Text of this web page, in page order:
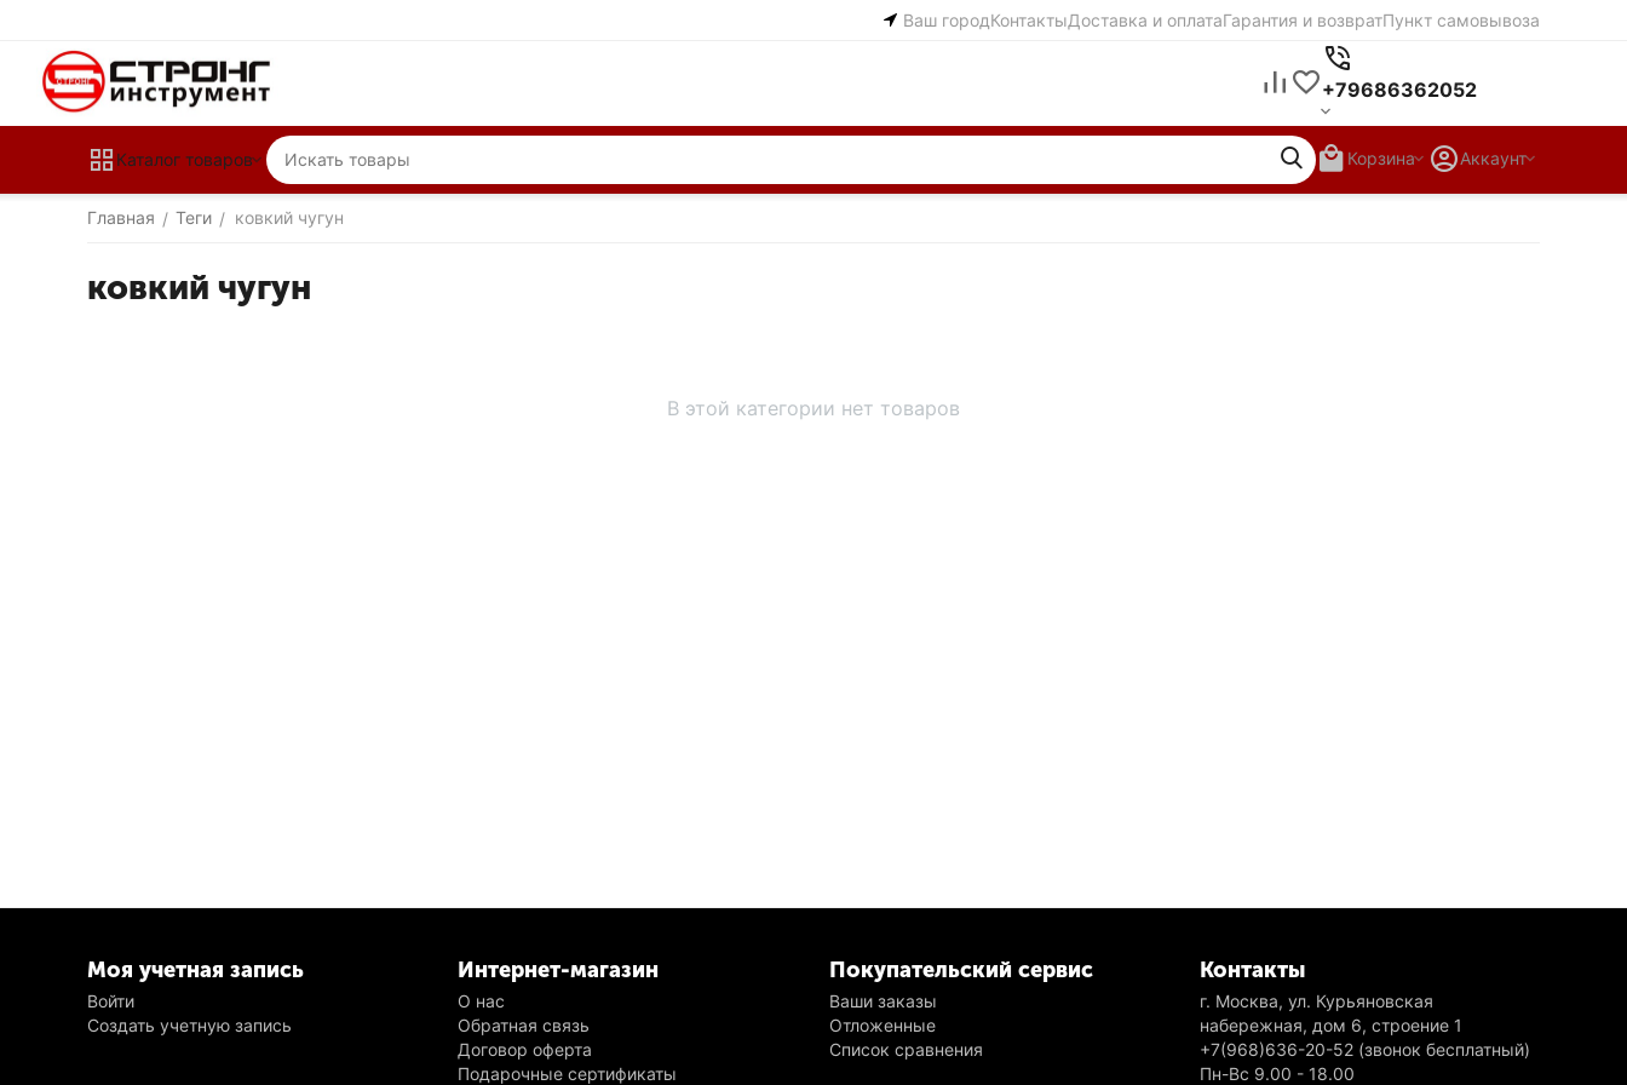
Ваш городКонтактыДоставка и оплатаГарантия и возвратПункт самовывоза
+79686362052
Каталог товаров Корзина Аккаунт
Главная / Теги / ковкий чугун
ковкий чугун
В этой категории нет товаров
Моя учетная запись
Войти
Создать учетную запись
Интернет-магазин
О нас
Обратная связь
Договор оферта
Подарочные сертификаты
Покупательский сервис
Ваши заказы
Отложенные
Список сравнения
Контакты
г. Москва, ул. Курьяновская
набережная, дом 6, строение 1
+7(968)636-20-52 (звонок бесплатный)
Пн-Вс 9.00 - 18.00